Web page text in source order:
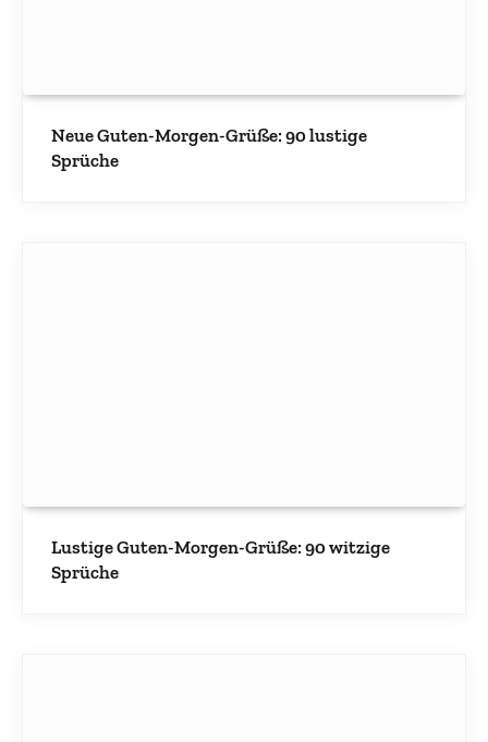
Neue Guten-Morgen-Grüße: 90 lustige
Sprüche
Lustige Guten-Morgen-Grüße: 90 witzige
Sprüche